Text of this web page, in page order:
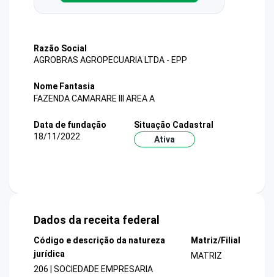
Razão Social
AGROBRAS AGROPECUARIA LTDA - EPP
Nome Fantasia
FAZENDA CAMARARE III AREA A
Data de fundação
18/11/2022
Situação Cadastral
Ativa
Dados da receita federal
Código e descrição da natureza
jurídica
206 | SOCIEDADE EMPRESARIA
Matriz/Filial
MATRIZ